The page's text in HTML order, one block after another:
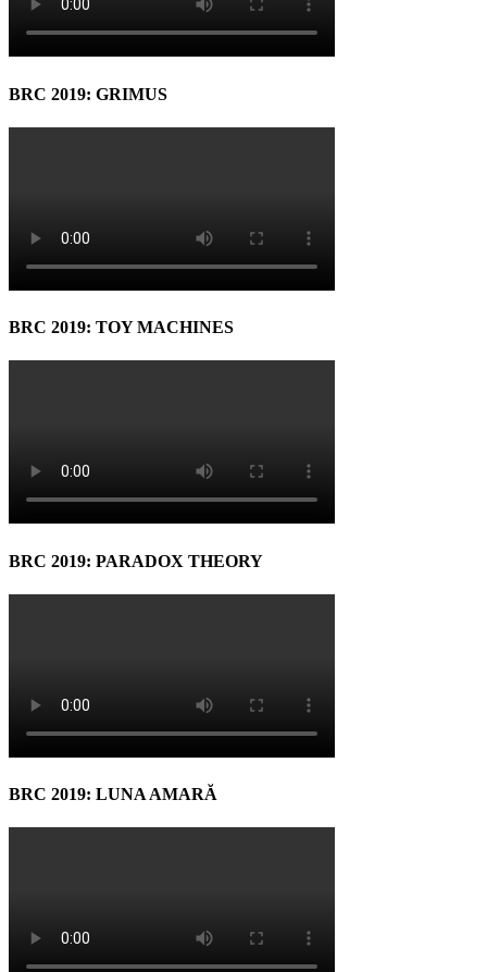
BRC 2019: GRIMUS
BRC 2019: TOY MACHINES
BRC 2019: PARADOX THEORY
BRC 2019: LUNA AMARĂ